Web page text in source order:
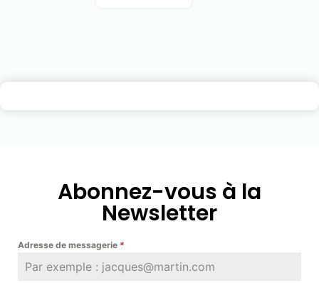
Abonnez-vous à la
Newsletter
Adresse de messagerie *